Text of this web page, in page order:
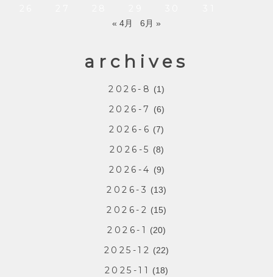
« 4月 6月 »
archives
2026-8 (1)
2026-7 (6)
2026-6 (7)
2026-5 (8)
2026-4 (9)
2026-3 (13)
2026-2 (15)
2026-1 (20)
2025-12 (22)
2025-11 (18)